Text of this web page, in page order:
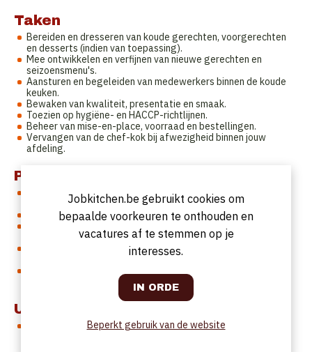
Taken
Bereiden en dresseren van koude gerechten, voorgerechten
en desserts (indien van toepassing).
Mee ontwikkelen en verfijnen van nieuwe gerechten en
seizoensmenu's.
Aansturen en begeleiden van medewerkers binnen de koude
keuken.
Bewaken van kwaliteit, presentatie en smaak.
Toezien op hygiëne- en HACCP-richtlijnen.
Beheer van mise-en-place, voorraad en bestellingen.
Vervangen van de chef-kok bij afwezigheid binnen jouw
afdeling.
Profiel
Je hebt ervaring als sous-chef of een ruime ervaring als chef
de partie in de koude keuken.
Je werkt georganiseerd, nauwkeurig en stressbestendig.
Je hebt een passie voor kwaliteitsproducten en een verfijnde
presentatie.
Je bent een echte teamspeler met leidinggevende
Uurrooster
service coupé bij benadering:
Jobkitchen.be gebruikt cookies om
bepaalde voorkeuren te onthouden en
vacatures af te stemmen op je
interesses.
Beperkt gebruik van de website